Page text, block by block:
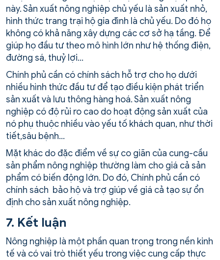
này. Sản xuất nông nghiệp chủ yếu là sản xuất nhỏ,
hình thức trang trại hộ gia đình là chủ yếu. Do đó họ
không có khả năng xây dựng các cơ sở hạ tầng. Để
giúp họ đầu tư theo mô hình lớn như hệ thống điện,
đường sá, thuỷ lợi…
Chính phủ cần có chính sách hỗ trợ cho họ dưới
nhiều hình thức đầu tư để tạo điều kiện phát triển
sản xuất và lưu thông hàng hoá. Sản xuất nông
nghiệp có độ rủi ro cao do hoạt động sản xuất của
nó phụ thuộc nhiều vào yếu tố khách quan, như thời
tiết,sâu bệnh…
Mặt khác do đặc điểm về sự co giãn của cung-cầu
sản phẩm nông nghiệp thường làm cho giá cả sản
phẩm có biến động lớn. Do đó, Chính phủ cần có
chính sách bảo hộ và trợ giúp về giá cả tạo sự ổn
định cho sản xuất nông nghiệp.
7. Kết luận
Nông nghiệp là một phần quan trọng trong nền kinh
tế và có vai trò thiết yếu trong việc cung cấp thực